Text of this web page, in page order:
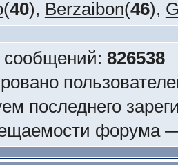
(40), Berzaibon(46),
826538
последнего
форума